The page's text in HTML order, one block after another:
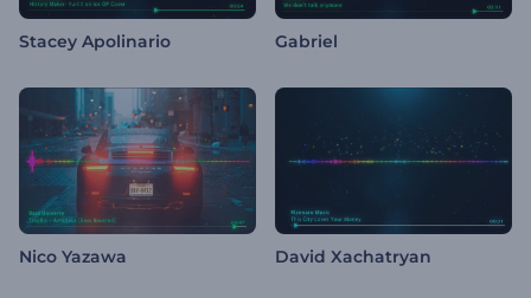
Stacey Apolinario Gabriel
Nico Yazawa David Xachatryan